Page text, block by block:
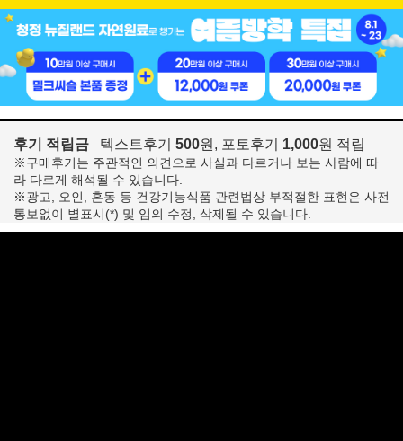
후기 적립금 텍스트후기 500원, 포토후기 1,000원 적립
※구매후기는 주관적인 의견으로 사실과 다르거나 보는 사람에 따
라 다르게 해석될 수 있습니다.
※광고, 오인, 혼동 등 건강기능식품 관련법상 부적절한 표현은 사전
통보없이 별표시(*) 및 임의 수정, 삭제될 수 있습니다.